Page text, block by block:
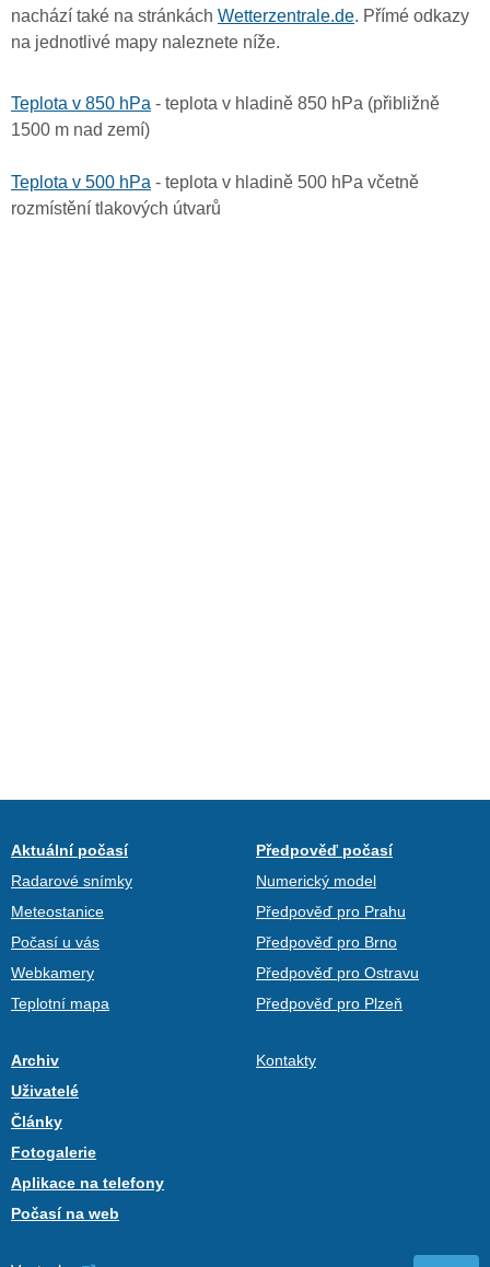
nachází také na stránkách Wetterzentrale.de. Přímé odkazy
na jednotlivé mapy naleznete níže.
Teplota v 850 hPa - teplota v hladině 850 hPa (přibližně
1500 m nad zemí)
Teplota v 500 hPa - teplota v hladině 500 hPa včetně
rozmístění tlakových útvarů
Aktuální počasí
Radarové snímky
Meteostanice
Počasí u vás
Webkamery
Teplotní mapa
Předpověď počasí
Numerický model
Předpověď pro Prahu
Předpověď pro Brno
Předpověď pro Ostravu
Předpověď pro Plzeň
Archiv
Uživatelé
Články
Fotogalerie
Aplikace na telefony
Počasí na web
Kontakty